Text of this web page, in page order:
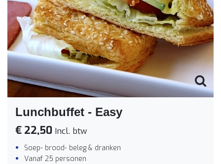
Lunchbuffet - Easy
€ 22,50 Incl. btw
Soep- brood- beleg & dranken
Vanaf 25 personen